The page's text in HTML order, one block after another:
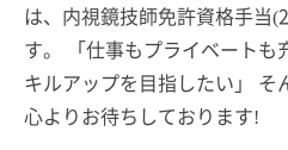
は、内視鏡技師免許資格手当
す。 「仕事もプライベートも
キルアップを目指したい」 そ
心よりお待ちしております!